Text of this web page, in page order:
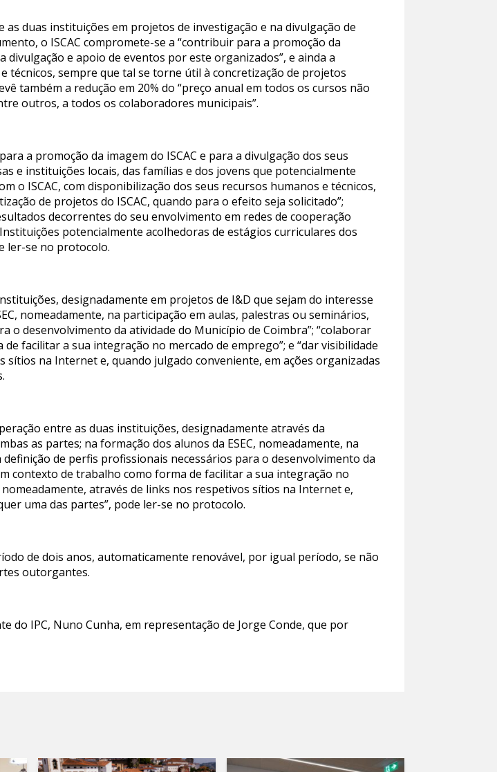
duas instituições em projetos de investigação e na divulgação de
o ISCAC compromete-se a “contribuir para a promoção da
e apoio de eventos por este organizados”, e ainda a
técnicos, sempre que tal se torne útil à concretização de projetos
também a redução em 20% do “preço anual em todos os cursos não
outros, a todos os colaboradores municipais”.
a promoção da imagem do ISCAC e para a divulgação dos seus
e instituições locais, das famílias e dos jovens que potencialmente
o ISCAC, com disponibilização dos seus recursos humanos e técnicos,
de projetos do ISCAC, quando para o efeito seja solicitado”;
decorrentes do seu envolvimento em redes de cooperação
potencialmente acolhedoras de estágios curriculares dos
ler-se no protocolo.
designadamente em projetos de I&D que sejam do interesse
nomeadamente, na participação em aulas, palestras ou seminários,
o desenvolvimento da atividade do Município de Coimbra”; “colaborar
facilitar a sua integração no mercado de emprego”; e “dar visibilidade
na Internet e, quando julgado conveniente, em ações organizadas
entre as duas instituições, designadamente através da
as partes; na formação dos alunos da ESEC, nomeadamente, na
de perfis profissionais necessários para o desenvolvimento da
contexto de trabalho como forma de facilitar a sua integração no
através de links nos respetivos sítios na Internet e,
uma das partes”, pode ler-se no protocolo.
de dois anos, automaticamente renovável, por igual período, se não
outorgantes.
do IPC, Nuno Cunha, em representação de Jorge Conde, que por